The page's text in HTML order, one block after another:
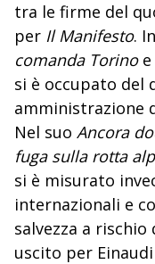
tra le firme del
per Il Manifesto.
comanda Torinoe
si è occupato del
amministrazione
Nel suo Ancora
fuga sulla rotta
si è misurato
internazionali e
salvezza a
uscito per Einaudi